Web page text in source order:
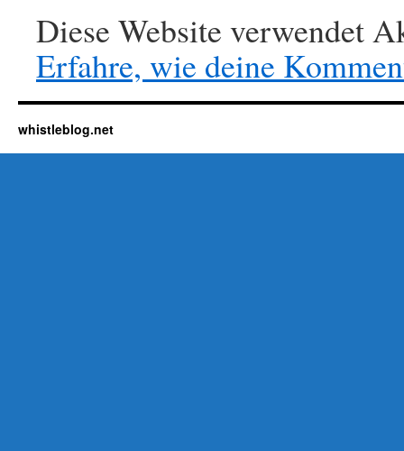
Diese Website verwendet
Erfahre, wie deine
whistleblog.net